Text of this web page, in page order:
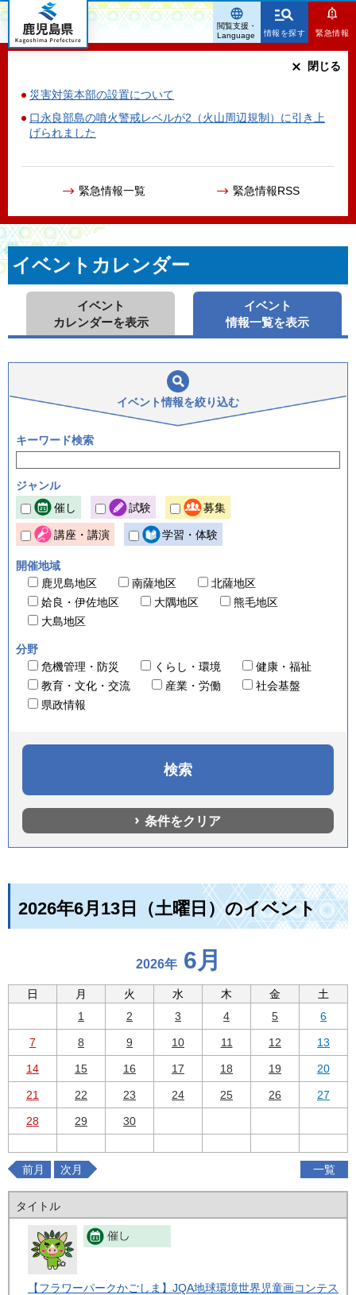
鹿児島県
情報を探す 緊急情報
災害対策本部の設置について
口永良部島の噴火警戒レベルが2（火山周辺規制）に引き上
げられました
緊急情報一覧 緊急情報RSS
閉じる
閲覧支援・
Language
イベントカレンダー
イベント
カレンダーを表示
イベント
情報一覧を表示
イベント情報を絞り込む
キーワード検索
ジャンル
催し
試験 募集
講座・講演 学習・体験
開催地域
鹿児島地区
南薩地区
北薩地区
姶良・伊佐地区
大隅地区
熊毛地区
大島地区
分野
危機管理・防災
くらし・環境
健康・福祉
教育・文化・交流
産業・労働
社会基盤
県政情報
条件をクリア
2026年6月13日（土曜日）のイベント
2026年 6月
日 月 火 水 木 金
土
1
2 3 4 5 6
7 8 9 10 11 12 13
14 15 16 17 18 19 20
21 22 23 24 25 26 27
28 29 30
前月 一覧
次月
タイトル
【フラワーパークかごしま】JQA地球環境世界児童画コンテス